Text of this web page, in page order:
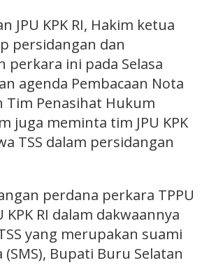
JPU KPK RI, Hakim ketua
persidangan dan
ini pada Selasa
agenda Pembacaan Nota
Tim Penasihat Hukum
juga meminta tim JPU KPK
TSS dalam persidangan
perdana perkara TPPU
KPK RI dalam dakwaannya
yang merupakan suami
Bupati Buru Selatan